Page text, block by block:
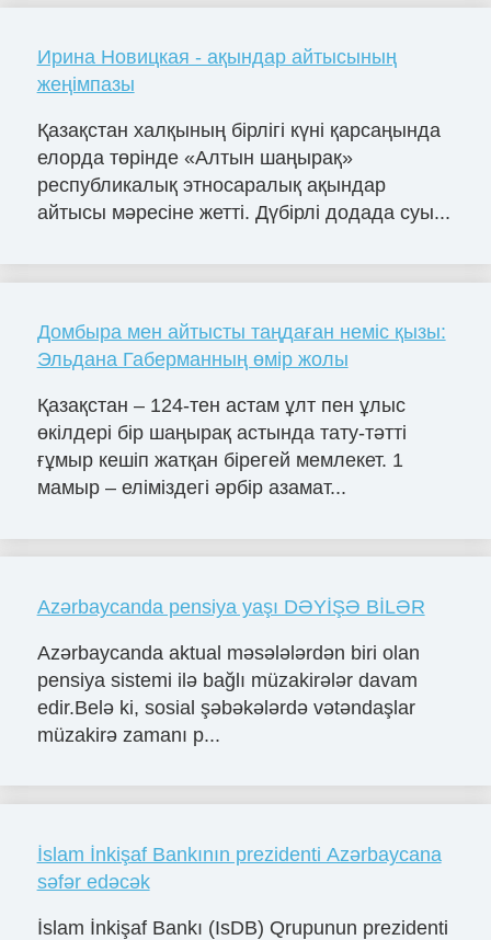
Ирина Новицкая - ақындар айтысының
жеңімпазы
Қазақстан халқының бірлігі күні қарсаңында
елорда төрінде «Алтын шаңырақ»
республикалық этносаралық ақындар
айтысы мәресіне жетті. Дүбірлі додада суы...
Домбыра мен айтысты таңдаған неміс қызы:
Эльдана Габерманның өмір жолы
Қазақстан – 124-тен астам ұлт пен ұлыс
өкілдері бір шаңырақ астында тату-тәтті
ғұмыр кешіп жатқан бірегей мемлекет. 1
мамыр – еліміздегі әрбір азамат...
Azərbaycanda pensiya yaşı DƏYİŞƏ BİLƏR
Azərbaycanda aktual məsələlərdən biri olan
pensiya sistemi ilə bağlı müzakirələr davam
edir.Belə ki, sosial şəbəkələrdə vətəndaşlar
müzakirə zamanı p...
İslam İnkişaf Bankının prezidenti Azərbaycana
səfər edəcək
İslam İnkişaf Bankı (IsDB) Qrupunun prezidenti